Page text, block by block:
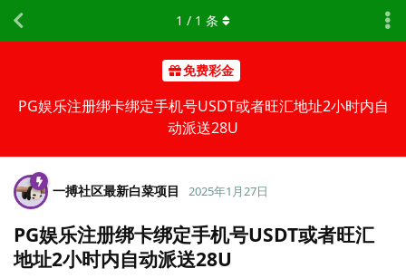
免费彩金
PG娱乐注册绑卡绑定手机号USDT或者旺汇地址2小时内自
动派送28U
1 / 1 条
一搏社区最新白菜项目 2025年1月27日
PG娱乐注册绑卡绑定手机号USDT或者旺汇
地址2小时内自动派送28U